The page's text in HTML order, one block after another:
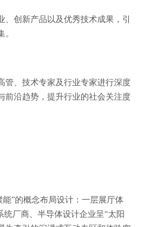
创新产品以及优秀技术成果，引
管、技术专家及行业专家进行深度
前沿趋势，提升行业的社会关注度
”的概念布局设计：一层展厅体
厂商、半导体设计企业呈“太阳